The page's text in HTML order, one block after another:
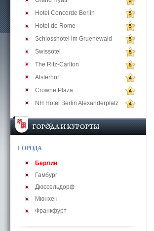
Hotel Concorde Berlin 5
Hotel de Rome 5
Schlosshotel im Gruenewald 5
Swissotel 5
The Ritz-Carlton 5
Alsterhof 4
Crowne Plaza 4
NH Hotel Berlin Alexanderplatz 4
ГОРОДА
Берлин
Гамбург
Дюссельдорф
Мюнхен
Франкфурт